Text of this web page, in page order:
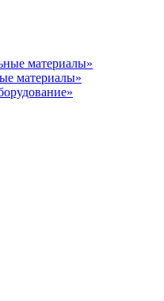
материалы»
материалы»